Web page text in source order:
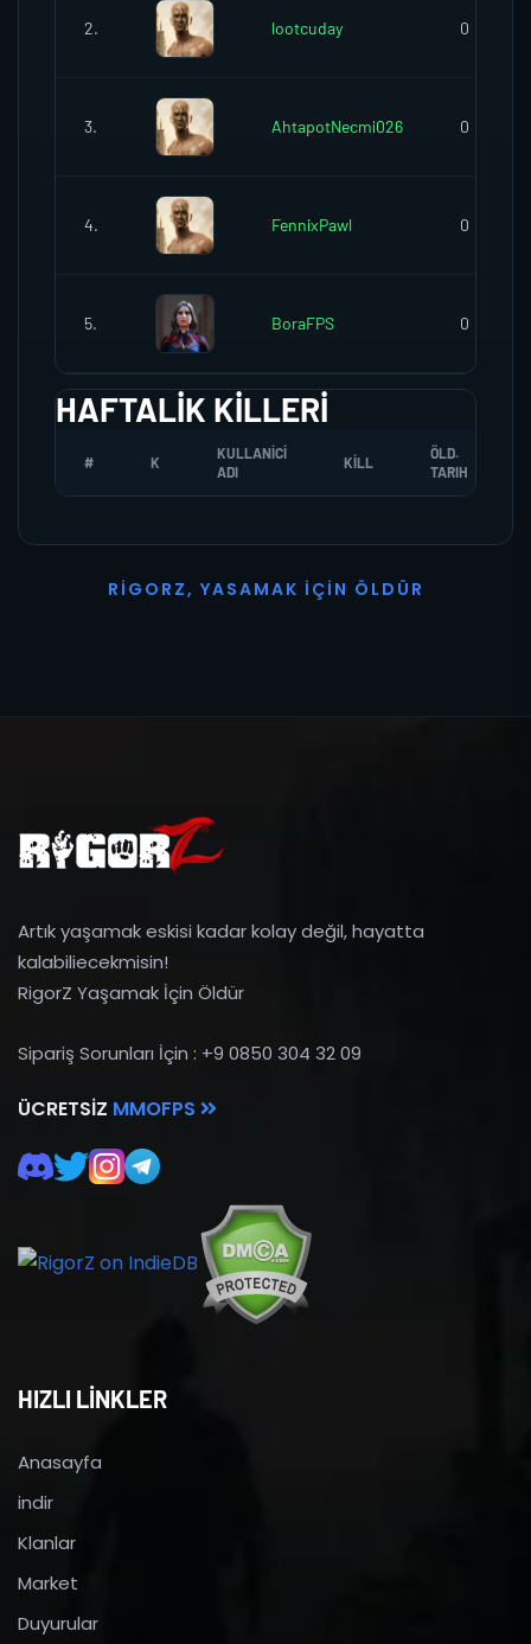
2. lootcuday 0
3. AhtapotNecmi026 0
4. FennixPawl 0
5. BoraFPS 0
HAFTALIK KILLERI
# K
KULLANICI
ADI
KILL
ÖLD.
TARIH
R I G O R Z, YASAMAK İ ÇI N Ö L D Ü R
Artık yaşamak eskisi kadar kolay değil, hayatta
kalabiliecekmisin!
RigorZ Yaşamak İçin Öldür
Sipariş Sorunları İçin : +9 0850 304 32 09
ÜCRETSIZ MMOFPS
HIZLI LİNKLER
Anasayfa
indir
Klanlar
Market
Duyurular